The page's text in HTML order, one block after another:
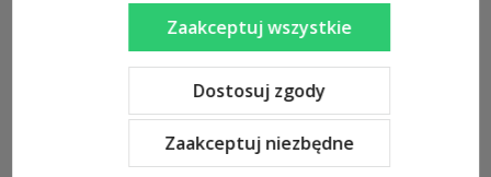
POPULARNE KATEGORIE
Zaakceptuj niezbędne
Dostosuj zgody
Zaakceptuj wszystkie